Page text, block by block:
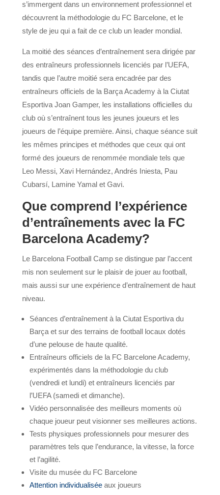
s’immergent dans un environnement professionnel et
découvrent la méthodologie du FC Barcelone, et le
style de jeu qui a fait de ce club un leader mondial.
La moitié des séances d’entraînement sera dirigée par
des entraîneurs professionnels licenciés par l’UEFA,
tandis que l’autre moitié sera encadrée par des
entraîneurs officiels de la Barça Academy à la Ciutat
Esportiva Joan Gamper, les installations officielles du
club où s’entraînent tous les jeunes joueurs et les
joueurs de l’équipe première. Ainsi, chaque séance suit
les mêmes principes et méthodes que ceux qui ont
formé des joueurs de renommée mondiale tels que
Leo Messi, Xavi Hernández, Andrés Iniesta, Pau
Cubarsí, Lamine Yamal et Gavi.
Que comprend l’expérience
d’entraînements avec la FC
Barcelona Academy?
Le Barcelona Football Camp se distingue par l’accent
mis non seulement sur le plaisir de jouer au football,
mais aussi sur une expérience d’entraînement de haut
niveau.
Séances d’entraînement à la Ciutat Esportiva du
Barça et sur des terrains de football locaux dotés
d’une pelouse de haute qualité.
Entraîneurs officiels de la FC Barcelone Academy,
expérimentés dans la méthodologie du club
(vendredi et lundi) et entraîneurs licenciés par
l’UEFA (samedi et dimanche).
Vidéo personnalisée des meilleurs moments où
chaque joueur peut visionner ses meilleures actions.
Tests physiques professionnels pour mesurer des
paramètres tels que l’endurance, la vitesse, la force
et l’agilité.
Visite du musée du FC Barcelone
Attention individualiséeaux joueurs